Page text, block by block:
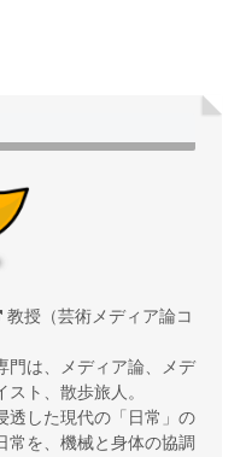
教授（芸術メディア論コ
門は、メディア論、メデ
ト、散歩旅人。
透した現代の「日常」の
常を、機械と身体の協調